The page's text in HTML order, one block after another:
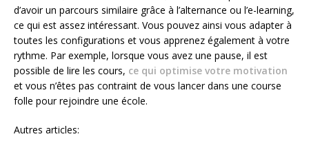
d’avoir un parcours similaire grâce à l’alternance ou l’e-learning,
ce qui est assez intéressant. Vous pouvez ainsi vous adapter à
toutes les configurations et vous apprenez également à votre
rythme. Par exemple, lorsque vous avez une pause, il est
possible de lire les cours, ce qui optimise votre motivation
et vous n’êtes pas contraint de vous lancer dans une course
folle pour rejoindre une école.
Autres articles: